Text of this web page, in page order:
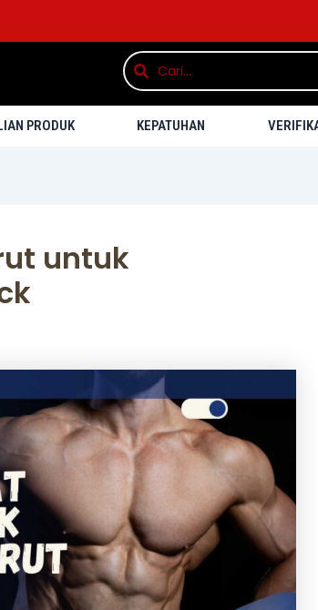
SearchSearch
PRODUK KEPATUHAN
untuk